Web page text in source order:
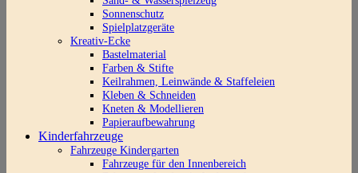
Sonnenschutz
Spielplatzgeräte
Kreativ-Ecke
Bastelmaterial
Farben & Stifte
Keilrahmen, Leinwände & Staffeleien
Kleben & Schneiden
Kneten & Modellieren
Papieraufbewahrung
Kinderfahrzeuge
Fahrzeuge Kindergarten
Fahrzeuge für den Innenbereich